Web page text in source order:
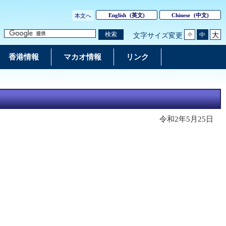
本文へ English (英文) Chinese (中文)
検索 文字サイズ変更 小 中 大
香港情報 マカオ情報 リンク
令和2年5月25日